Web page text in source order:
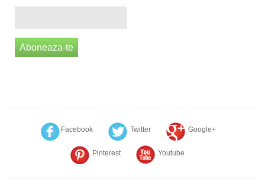
Aboneaza-te
Facebook Twitter Google+
Pinterest Youtube